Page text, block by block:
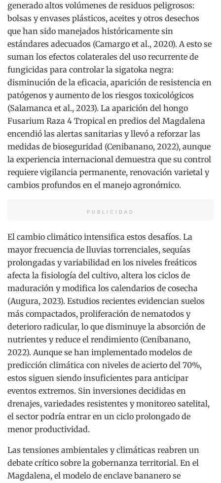
generado altos volúmenes de residuos peligrosos:
bolsas y envases plásticos, aceites y otros desechos
que han sido manejados históricamente sin
estándares adecuados (Camargo et al., 2020). A esto se
suman los efectos colaterales del uso recurrente de
fungicidas para controlar la sigatoka negra:
disminución de la eficacia, aparición de resistencia en
patógenos y aumento de los riesgos toxicológicos
(Salamanca et al., 2023). La aparición del hongo
Fusarium Raza 4 Tropical en predios del Magdalena
encendió las alertas sanitarias y llevó a reforzar las
medidas de bioseguridad (Cenibanano, 2022), aunque
la experiencia internacional demuestra que su control
requiere vigilancia permanente, renovación varietal y
cambios profundos en el manejo agronómico.
PUBLICIDAD
El cambio climático intensifica estos desafíos. La
mayor frecuencia de lluvias torrenciales, sequías
prolongadas y variabilidad en los niveles freáticos
afecta la fisiología del cultivo, altera los ciclos de
maduración y modifica los calendarios de cosecha
(Augura, 2023). Estudios recientes evidencian suelos
más compactados, proliferación de nematodos y
deterioro radicular, lo que disminuye la absorción de
nutrientes y reduce el rendimiento (Cenibanano,
2022). Aunque se han implementado modelos de
predicción climática con niveles de acierto del 70%,
estos siguen siendo insuficientes para anticipar
eventos extremos. Sin inversiones decididas en
drenajes, variedades resistentes y monitoreo satelital,
el sector podría entrar en un ciclo prolongado de
menor productividad.
Las tensiones ambientales y climáticas reabren un
debate crítico sobre la gobernanza territorial. En el
Magdalena, el modelo de enclave bananero se